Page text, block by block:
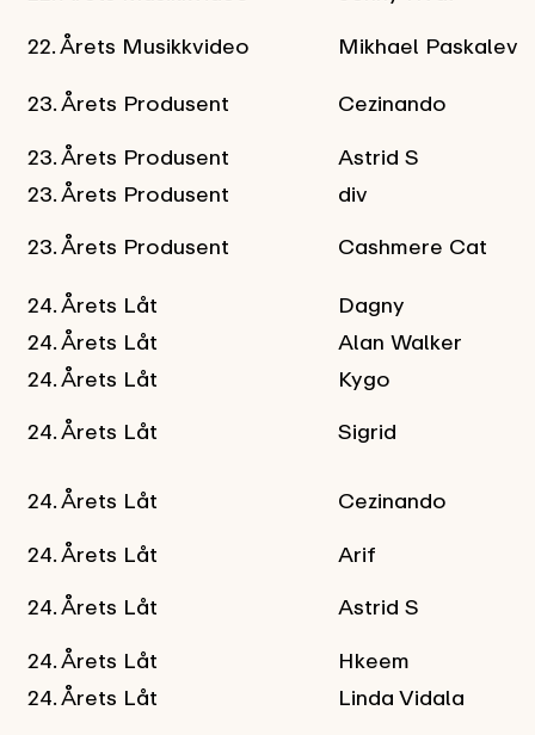
22. Årets Musikkvideo Mikhael Paskalev
23. Årets Produsent Cezinando
23. Årets Produsent
Astrid S
23. Årets Produsent
div
23. Årets Produsent
Cashmere Cat
24. Årets Låt
Dagny
24. Årets Låt
Alan Walker
24. Årets Låt
Kygo
24. Årets Låt
Sigrid
24. Årets Låt Cezinando
24. Årets Låt
Arif
24. Årets Låt
Astrid S
24. Årets Låt
Hkeem
24. Årets Låt
Linda Vidala